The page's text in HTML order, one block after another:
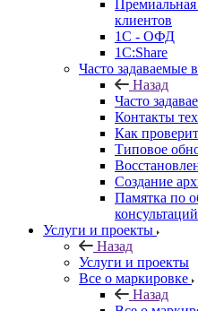
клиентов
1С - ОФД
1С:Share
Часто задаваемые
Назад
Часто
Контакты
Как
Типовое
Создание
Памятка по
Услуги и проекты
Назад
Услуги и проекты
Все о маркировке
Назад